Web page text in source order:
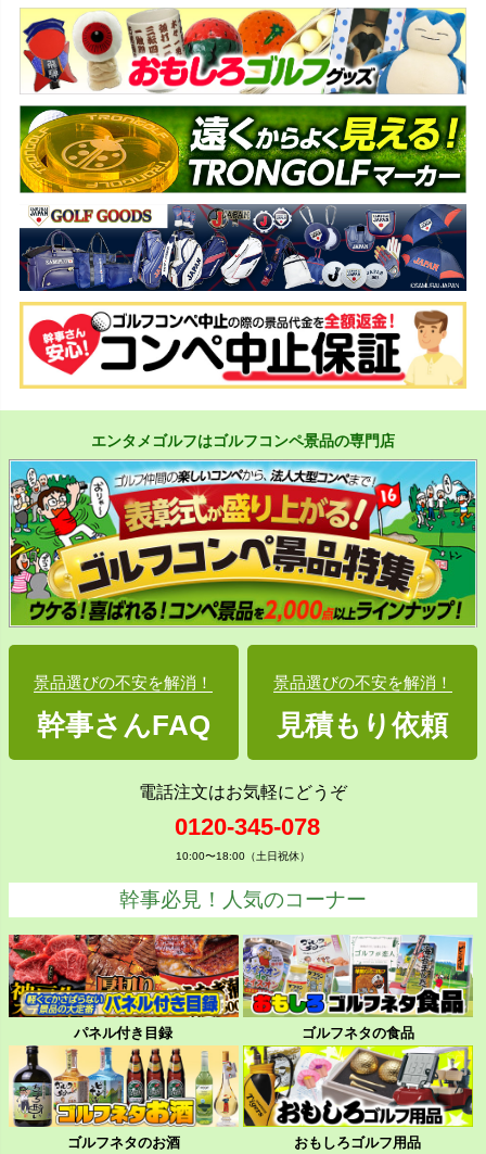
エンタメゴルフはゴルフコンペ景品の専門店
景品選びの不安を解消！
幹事さんFAQ
景品選びの不安を解消！
見積もり依頼
電話注文はお気軽にどうぞ
0120-345-078
10:00〜18:00（土日祝休）
幹事必見！人気のコーナー
パネル付き目録 ゴルフネタの食品
ゴルフネタのお酒 おもしろゴルフ用品